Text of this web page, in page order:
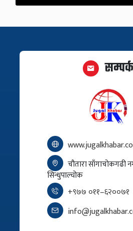
चौतारा साँगाचोकगढी
सिन्धुपाल्चोक
+९७७ ०११–६२००७१